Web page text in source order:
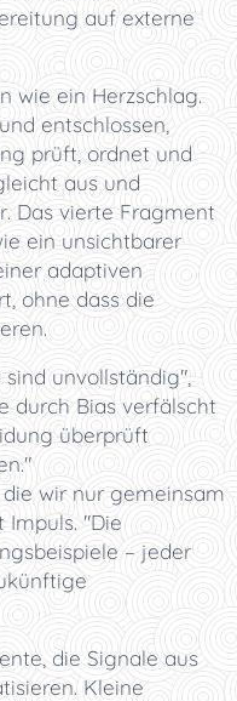
auf externe
wie ein Herzschlag.
entschlossen,
prüft, ordnet und
aus und
Das vierte Fragment
ein unsichtbarer
adaptiven
ohne dass die
unvollständig",
durch Bias verfälscht
überprüft
wir nur gemeinsam
Impuls. "Die
– jeder
die Signale aus
Kleine